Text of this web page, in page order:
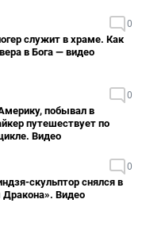
0
служит в храме. Как
в Бога — видео
0
побывал в
путешествует по
Видео
0
скульптор снялся в
Видео